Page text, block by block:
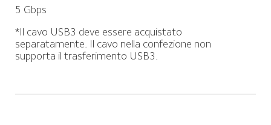
5 Gbps
*Il cavo USB3 deve essere acquistato
separatamente. Il cavo nella confezione non
supporta il trasferimento USB3.